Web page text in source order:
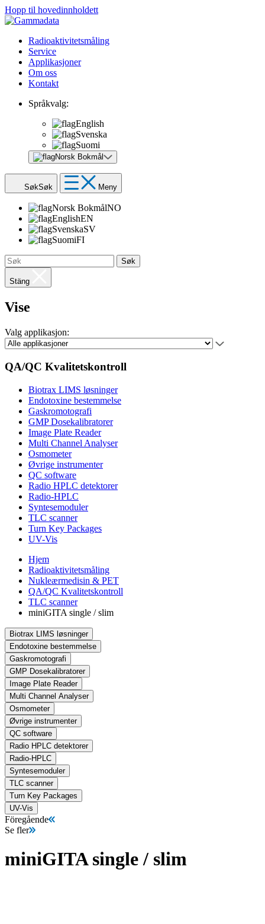
Hopp til hovedinnholdett
Radioaktivitetsmåling
Service
Applikasjoner
Om oss
Kontakt
Språkvalg:
English
Svenska
Suomi
Norsk Bokmål
SøkSøk Meny
Norsk BokmålNO
EnglishEN
SvenskaSV
SuomiFI
Søk
Stäng
Vise
Valg applikasjon:
QA/QC Kvalitetskontroll
Biotrax LIMS løsninger
Endotoxine bestemmelse
Gaskromotografi
GMP Dosekalibratorer
Image Plate Reader
Multi Channel Analyser
Osmometer
Øvrige instrumenter
QC software
Radio HPLC detektorer
Radio-HPLC
Syntesemoduler
TLC scanner
Turn Key Packages
UV-Vis
Hjem
Radioaktivitetsmåling
Nukleærmedisin & PET
QA/QC Kvalitetskontroll
TLC scanner
miniGITA single / slim
Biotrax LIMS løsninger
Endotoxine bestemmelse
Gaskromotografi
GMP Dosekalibratorer
Image Plate Reader
Multi Channel Analyser
Osmometer
Øvrige instrumenter
QC software
Radio HPLC detektorer
Radio-HPLC
Syntesemoduler
TLC scanner
Turn Key Packages
UV-Vis
Föregående
Se fler
miniGITA single / slim